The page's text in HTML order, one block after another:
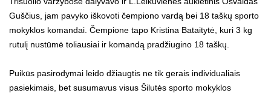
Guščius, jam pavyko iškovoti čempiono vardą bei 18 taškų sporto
mokyklos komandai. Čempione tapo Kristina Bataitytė, kuri 3 kg
rutulį nustūmė toliausiai ir komandą pradžiugino 18 taškų.
Puikūs pasirodymai leido džiaugtis ne tik gerais individualiais
pasiekimais, bet susumavus visus Šilutės sporto mokyklos